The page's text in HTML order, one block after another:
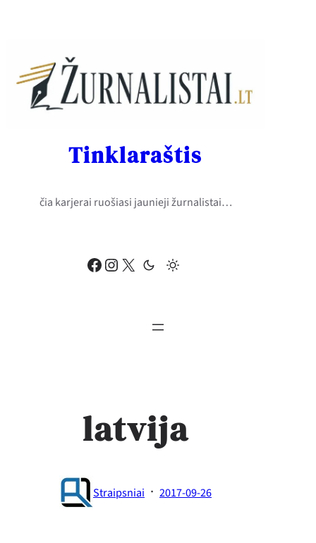
Facebook Instagram X
Tinklaraštis
čia karjerai ruošiasi jaunieji žurnalistai…
latvija
Straipsniai · 2017-09-26